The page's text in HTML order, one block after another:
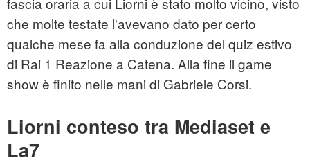
che molte testate l'avevano dato per certo
qualche mese fa alla conduzione del quiz estivo
di Rai 1 Reazione a Catena. Alla fine il game
show è finito nelle mani di Gabriele Corsi.
Liorni conteso tra Mediaset e
La7